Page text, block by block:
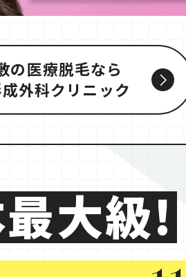
の医療脱毛なら
外科クリニック
大級!